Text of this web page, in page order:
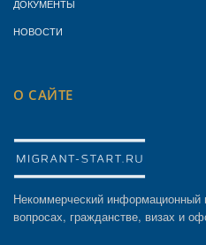
ДОКУМЕНТЫ
НОВОСТИ
О САЙТЕ
Некоммерческий информационный
вопросах, гражданстве, визах и